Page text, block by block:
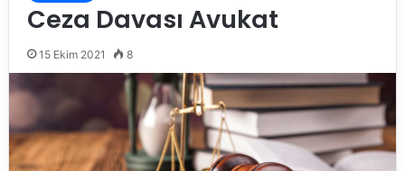
Ceza Davası Avukat
15 Ekim 2021 8